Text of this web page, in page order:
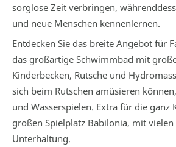
sorglose Zeit verbringen,
und neue Menschen kennenlernen.
Entdecken Sie das breite Angebot für
das großartige Schwimmbad mit
Kinderbecken, Rutsche und
sich beim Rutschen amüsieren
und Wasserspielen. Extra für die ganz
großen Spielplatz Babilonia, mit
Unterhaltung.